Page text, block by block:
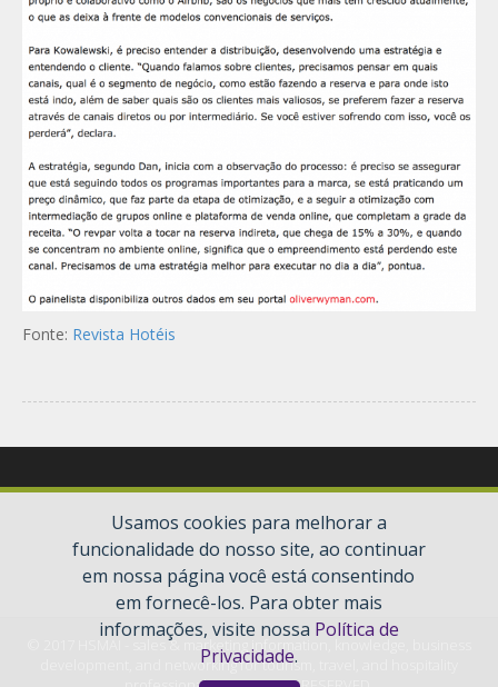
Fonte: Revista Hotéis
Usamos cookies para melhorar a
funcionalidade do nosso site, ao continuar
em nossa página você está consentindo
em fornecê-los. Para obter mais
informações, visite nossa Política de
Privacidade.
© 2017 HSMAI - sales & marketing information, knowledge, business
development, and networking for tourism, travel, and hospitality